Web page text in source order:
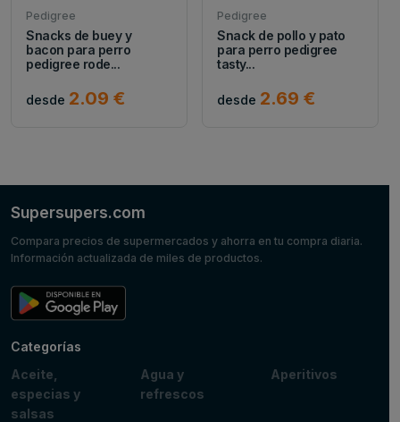
Pedigree
Snacks de buey y
bacon para perro
pedigree rode...
desde 2.09 €
Pedigree
Snack de pollo y pato
para perro pedigree
tasty...
desde 2.69 €
Supersupers.com
Compara precios de supermercados y ahorra en tu compra diaria.
Información actualizada de miles de productos.
Categorías
Aceite,
especias y
salsas
Agua y
refrescos
Aperitivos